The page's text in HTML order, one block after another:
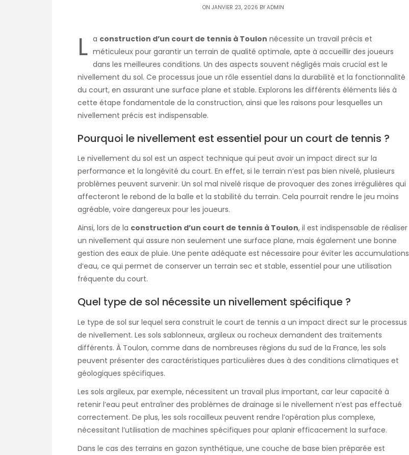
ON JANVIER 23, 2026 BY ADMIN
L a construction d’un court de tennis à Toulon nécessite un travail précis et
méticuleux pour garantir un terrain de qualité optimale, apte à accueillir des joueurs
dans les meilleures conditions. Un des aspects souvent négligés mais crucial est le
nivellement du sol. Ce processus joue un rôle essentiel dans la durabilité et la fonctionnalité
du court, en assurant une surface plane et stable. Explorons les différents éléments liés à
cette étape fondamentale de la construction, ainsi que les raisons pour lesquelles un
nivellement précis est indispensable.
Pourquoi le nivellement est essentiel pour un court de tennis ?
Le nivellement du sol est un aspect technique qui peut avoir un impact direct sur la
performance et la longévité du court. En effet, si le terrain n’est pas bien nivelé, plusieurs
problèmes peuvent survenir. Un sol mal nivelé risque de provoquer des zones irrégulières qui
affecteront le rebond de la balle et la stabilité du terrain. Cela pourrait rendre le jeu moins
agréable, voire dangereux pour les joueurs.
Ainsi, lors de la construction d’un court de tennis à Toulon, il est indispensable de réaliser
un nivellement qui assure non seulement une surface plane, mais également une bonne
gestion des eaux de pluie. Une pente adéquate est nécessaire pour éviter les accumulations
d’eau, ce qui permet de conserver un terrain sec et stable, essentiel pour une utilisation
fréquente du court.
Quel type de sol nécessite un nivellement spécifique ?
Le type de sol sur lequel sera construit le court de tennis a un impact direct sur le processus
de nivellement. Les sols sablonneux, argileux ou rocheux demandent des traitements
différents. À Toulon, comme dans de nombreuses régions du sud de la France, les sols
peuvent présenter des caractéristiques particulières dues à des conditions climatiques et
géologiques spécifiques.
Les sols argileux, par exemple, nécessitent un travail plus important, car leur capacité à
retenir l’eau peut entraîner des problèmes de drainage si le nivellement n’est pas effectué
correctement. De plus, les sols rocailleux peuvent rendre l’opération plus complexe,
nécessitant l’utilisation de machines spécifiques pour aplanir efficacement la surface.
Dans le cas des terrains en gazon synthétique, une couche de base bien préparée est